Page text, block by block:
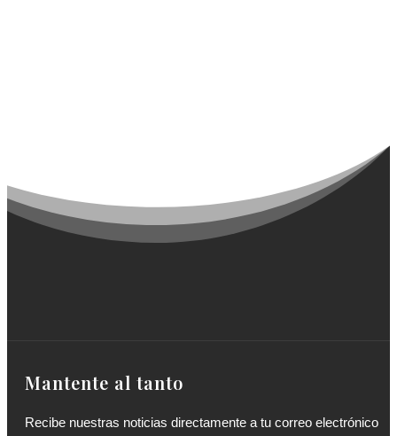
Mantente al tanto
Recibe nuestras noticias directamente a tu correo electrónico